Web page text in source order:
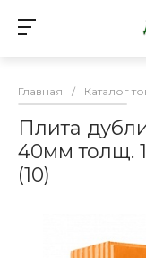
Главная / Каталог
Плита
40мм толщ.
(10)